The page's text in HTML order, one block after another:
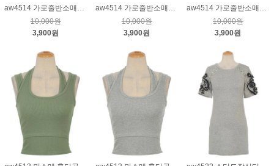
aw4514 가로줄반소매티_블랙
10,000원
3,900원
aw4514 가로줄반소매티_브라운
10,000원
3,900원
aw4514 가로줄반소매티_네이비
10,000원
3,900원